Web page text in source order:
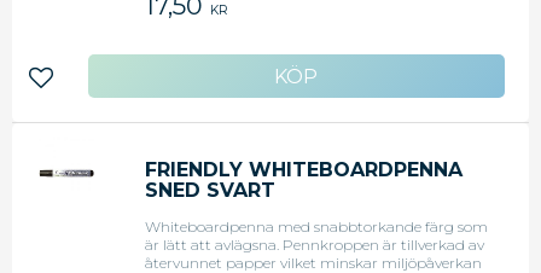
KR
Lägg till i favoriter
FRIENDLY WHITEBOARDPENNA
SNED SVART
Whiteboardpenna med snabbtorkande färg som
är lätt att avlägsna. Pennkroppen är tillverkad av
återvunnet papper vilket minskar miljöpåverkan